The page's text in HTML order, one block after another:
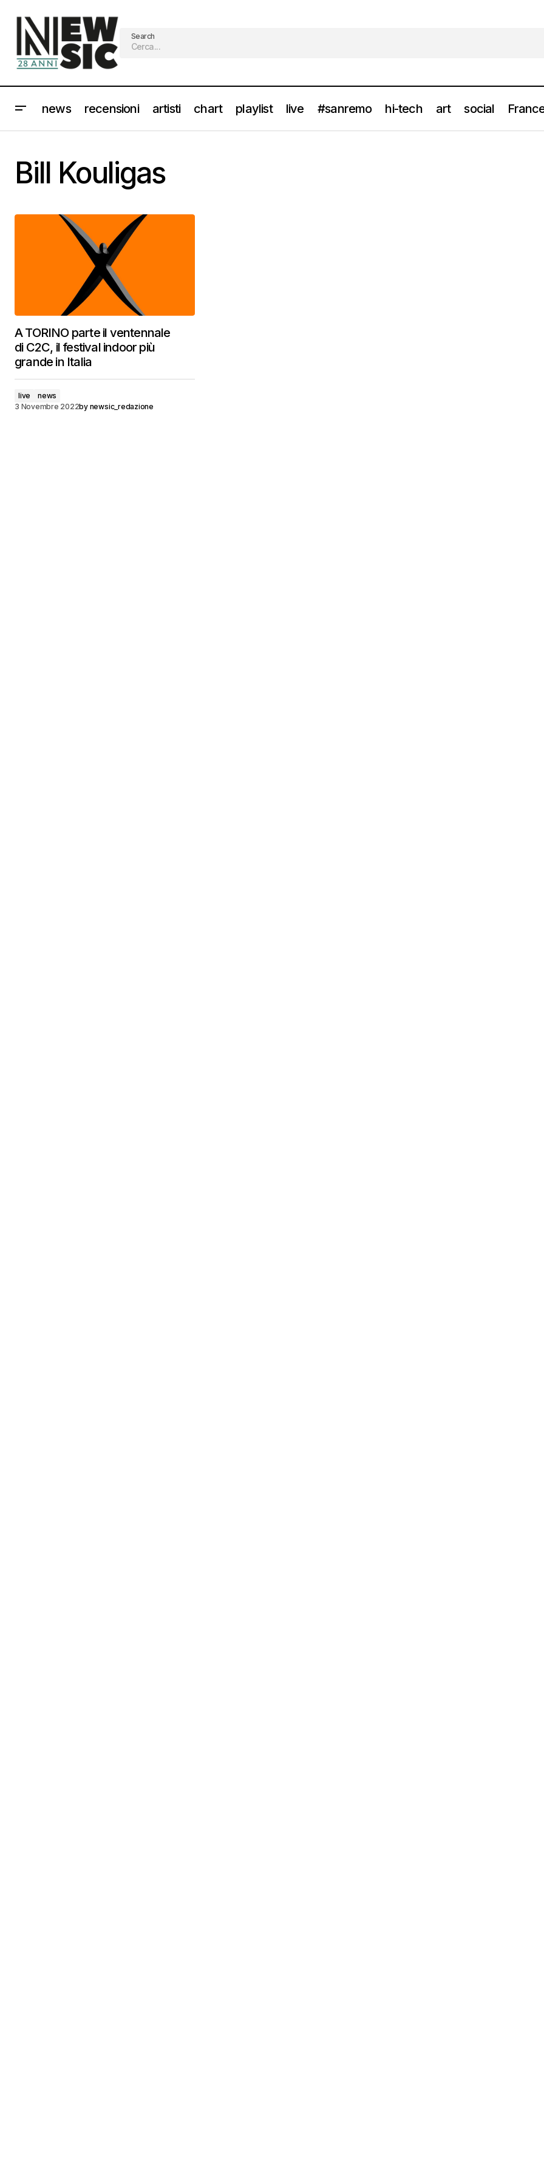
Search
news recensioni artisti chart playlist live #sanremo hi-tech art social
Bill Kouligas
A TORINO parte il ventennale
di C2C, il festival indoor più
grande in Italia
live
news
3 Novembre 2022by newsic_redazione